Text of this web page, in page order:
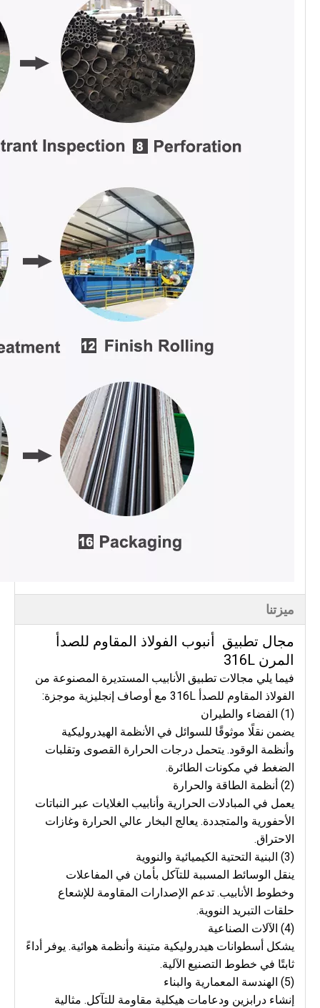
ميزتنا
مجال تطبيق أنبوب الفولاذ المقاوم للصدأ
المرن 316L
فيما يلي مجالات تطبيق الأنابيب المستديرة المصنوعة من
الفولاذ المقاوم للصدأ 316L مع أوصاف إنجليزية موجزة:
(1) الفضاء والطيران
يضمن نقلًا موثوقًا للسوائل في الأنظمة الهيدروليكية
وأنظمة الوقود. يتحمل درجات الحرارة القصوى وتقلبات
الضغط في مكونات الطائرة.
(2) أنظمة الطاقة والحرارة
يعمل في المبادلات الحرارية وأنابيب الغلايات عبر النباتات
الأحفورية والمتجددة. يعالج البخار عالي الحرارة وغازات
الاحتراق.
(3) البنية التحتية الكيميائية والنووية
ينقل الوسائط المسببة للتآكل بأمان في المفاعلات
وخطوط الأنابيب. تدعم الإصدارات المقاومة للإشعاع
حلقات التبريد النووية.
(4) الآلات الصناعية
يشكل أسطوانات هيدروليكية متينة وأنظمة هوائية. يوفر أداءً
ثابتًا في خطوط التصنيع الآلية.
(5) الهندسة المعمارية والبناء
إنشاء درابزين ودعامات هيكلية مقاومة للتآكل. مثالية